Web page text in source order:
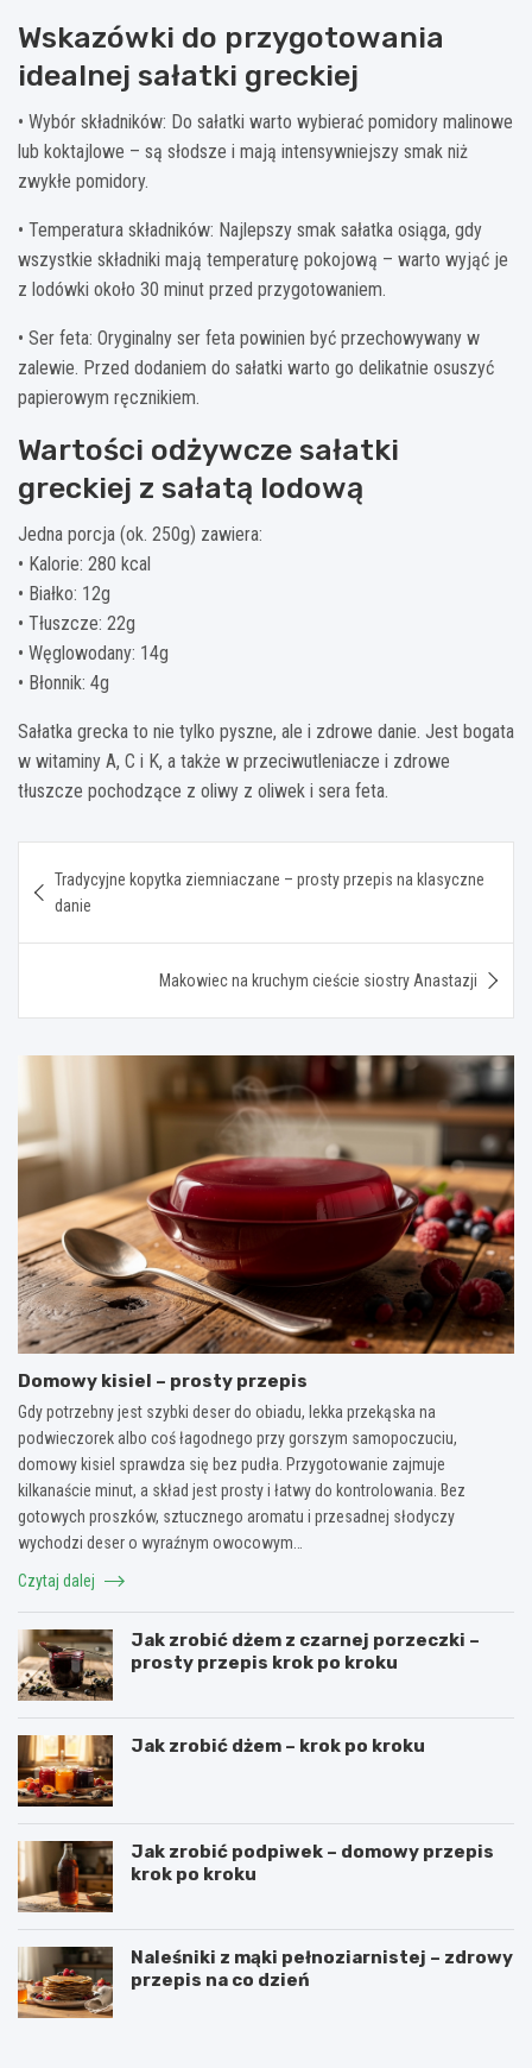
Wskazówki do przygotowania
idealnej sałatki greckiej
• Wybór składników: Do sałatki warto wybierać pomidory malinowe
lub koktajlowe – są słodsze i mają intensywniejszy smak niż
zwykłe pomidory.
• Temperatura składników: Najlepszy smak sałatka osiąga, gdy
wszystkie składniki mają temperaturę pokojową – warto wyjąć je
z lodówki około 30 minut przed przygotowaniem.
• Ser feta: Oryginalny ser feta powinien być przechowywany w
zalewie. Przed dodaniem do sałatki warto go delikatnie osuszyć
papierowym ręcznikiem.
Wartości odżywcze sałatki
greckiej z sałatą lodową
Jedna porcja (ok. 250g) zawiera:
• Kalorie: 280 kcal
• Białko: 12g
• Tłuszcze: 22g
• Węglowodany: 14g
• Błonnik: 4g
Sałatka grecka to nie tylko pyszne, ale i zdrowe danie. Jest bogata
w witaminy A, C i K, a także w przeciwutleniacze i zdrowe
tłuszcze pochodzące z oliwy z oliwek i sera feta.
wpisu
Tradycyjne kopytka ziemniaczane – prosty przepis na klasyczne
danie
Makowiec na kruchym cieście siostry Anastazji
Domowy kisiel – prosty przepis
Gdy potrzebny jest szybki deser do obiadu, lekka przekąska na
podwieczorek albo coś łagodnego przy gorszym samopoczuciu,
domowy kisiel sprawdza się bez pudła. Przygotowanie zajmuje
kilkanaście minut, a skład jest prosty i łatwy do kontrolowania. Bez
gotowych proszków, sztucznego aromatu i przesadnej słodyczy
wychodzi deser o wyraźnym owocowym…
Czytaj dalej
Jak zrobić dżem z czarnej porzeczki –
prosty przepis krok po kroku
Jak zrobić dżem – krok po kroku
Jak zrobić podpiwek – domowy przepis
krok po kroku
Naleśniki z mąki pełnoziarnistej – zdrowy
przepis na co dzień